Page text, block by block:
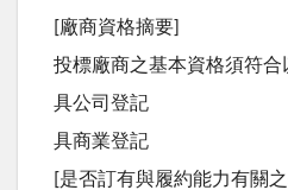
[廠商資格摘要]
投標廠商之基本資格須符合
具公司登記
具商業登記
[是否訂有與履約能力有關